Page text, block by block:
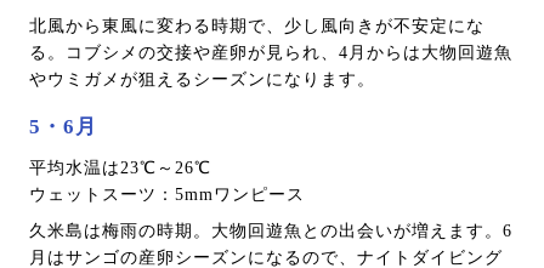
北風から東風に変わる時期で、少し風向きが不安定にな
る。コブシメの交接や産卵が見られ、4月からは大物回遊魚
やウミガメが狙えるシーズンになります。
5・6月
平均水温は23℃～26℃
ウェットスーツ：5mmワンピース
久米島は梅雨の時期。大物回遊魚との出会いが増えます。6
月はサンゴの産卵シーズンになるので、ナイトダイビング